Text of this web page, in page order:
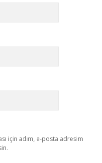
için adım, e-posta adresim